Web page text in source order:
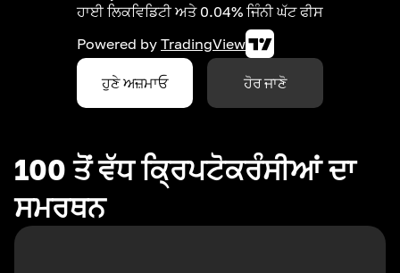
ਹਾਈ ਲਿਕਵਿਡਿਟੀ ਅਤੇ 0.04% ਜਿੰਨੀ ਘੱਟ ਫੀਸ
Powered by TradingView
ਹੁਣੇ ਅਜ਼ਮਾਓ ਹੋਰ ਜਾਣੋ
100 ਤੋਂ ਵੱਧ ਕ੍ਰਿਪਟੋਕਰੰਸੀਆਂ ਦਾ
ਸਮਰਥਨ